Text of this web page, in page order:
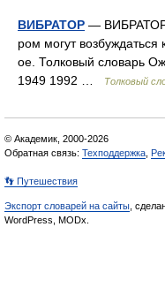
ВИБРАТОР — ВИБРАТОР,
ром могут
ое. Толковый словарь
1949 1992 …
Толковый
© Академик, 2000-2026
Обратная связь: Техподдержка
👣 Путешествия
Экспорт словарей на сайты ,
WordPress, MODx.